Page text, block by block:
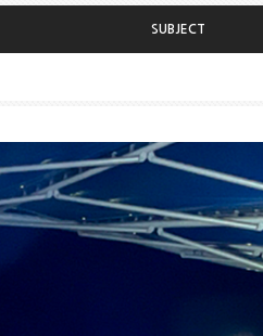
SUBJECT